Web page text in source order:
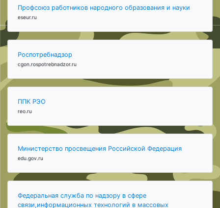
Профсоюз работников народного образования и науки
eseur.ru
Роспотребнадзор
cgon.rospotrebnadzor.ru
ППК РЭО
reo.ru
Министерство просвещения Российской Федерация
edu.gov.ru
Федеральная служба по надзору в сфере
связи,информационных технологий в массовых